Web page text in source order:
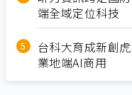
端全域定位科技
台科大育成新創
業地端AI商用